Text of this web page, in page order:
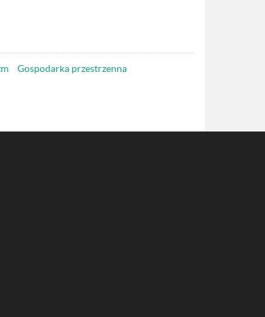
Gospodarka przestrzenna